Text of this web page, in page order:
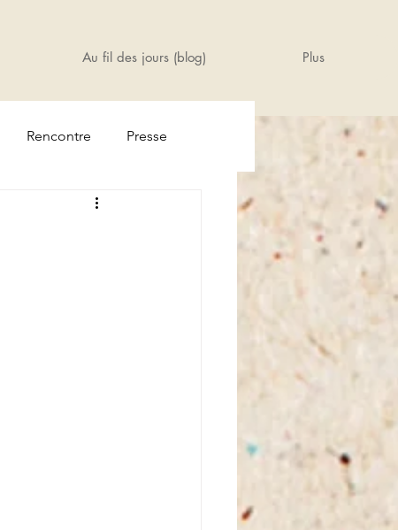
Au fil des jours (blog) Plus
Rencontre Presse